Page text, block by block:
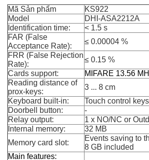
Mã Sản phẩm
KS922
Model
DHI-ASA2212A
Identification time:
< 1.5 s
FAR (False
Acceptance Rate):
≤ 0.00004 %
FRR (False Rejection
Rate):
≤ 0.15 %
Cards support:
MIFARE 13.56
Reading distance of
prox-keys:
3 ... 8 cm
Keyboard built-in:
Touch control keys
Doorbell button:
-
Relay output:
1 x NO/NC or
Internal memory:
32 MB
Memory card slot:
Events saving to
8 GB included
Main features: